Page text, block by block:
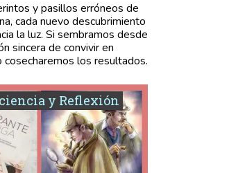
y pasillos erróneos de
cada nuevo descubrimiento
la luz. Si sembramos desde
sincera de convivir en
cosecharemos los resultados.
y Reflexión